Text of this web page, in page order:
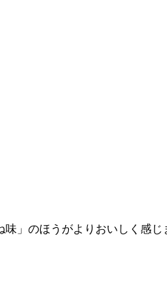
」のほうがよりおいしく感じ